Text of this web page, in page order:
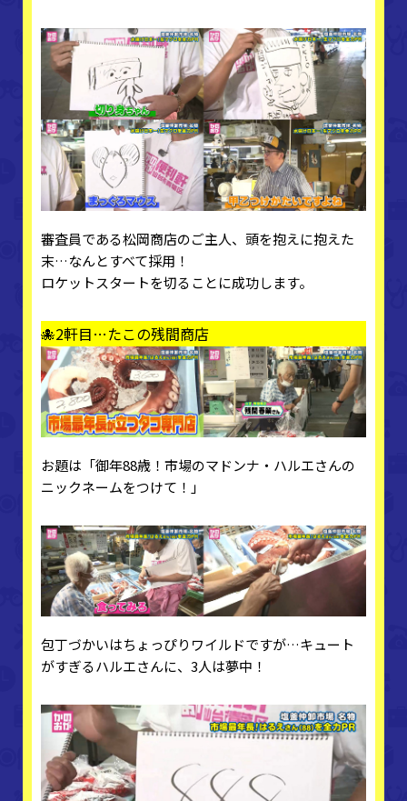
審査員である松岡商店のご主人、頭を抱えに抱えた
末…なんとすべて採用！
ロケットスタートを切ることに成功します。
🐙2軒目…たこの残間商店
お題は「御年88歳！市場のマドンナ・ハルエさんの
ニックネームをつけて！」
包丁づかいはちょっぴりワイルドですが…キュート
がすぎるハルエさんに、3人は夢中！